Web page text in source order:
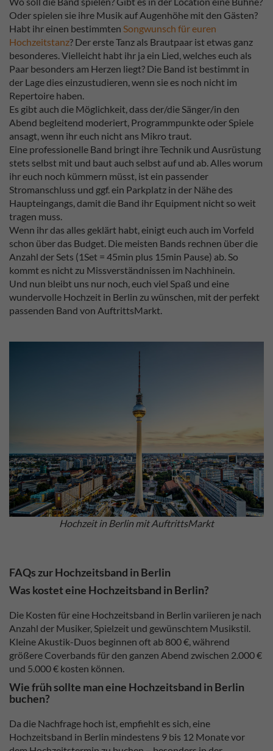
Oder spielen sie ihre Musik auf Augenhöhe mit den Gästen?
Habt ihr einen bestimmten Songwunsch für euren
Hochzeitstanz? Der erste Tanz als Brautpaar ist etwas ganz
besonderes. Vielleicht habt ihr ja ein Lied, welches euch als
Paar besonders am Herzen liegt? Die Band ist bestimmt in
der Lage dies einzustudieren, wenn sie es noch nicht im
Repertoire haben.
Es gibt auch die Möglichkeit, dass der/die Sänger/in den
Abend begleitend moderiert, Programmpunkte oder Spiele
ansagt, wenn ihr euch nicht ans Mikro traut.
Eine professionelle Band bringt ihre Technik und Ausrüstung
stets selbst mit und baut auch selbst auf und ab. Alles worum
ihr euch noch kümmern müsst, ist ein passender
Stromanschluss und ggf. ein Parkplatz in der Nähe des
Haupteingangs, damit die Band ihr Equipment nicht so weit
tragen muss.
Wenn ihr das alles geklärt habt, einigt euch auch im Vorfeld
schon über das Budget. Die meisten Bands rechnen über die
Anzahl der Sets (1Set = 45min plus 15min Pause) ab. So
kommt es nicht zu Missverständnissen im Nachhinein.
Und nun bleibt uns nur noch, euch viel Spaß und eine
wundervolle Hochzeit in Berlin zu wünschen, mit der perfekt
passenden Band von AuftrittsMarkt.
Hochzeit in Berlin mit AuftrittsMarkt
FAQs zur Hochzeitsband in Berlin
Was kostet eine Hochzeitsband in Berlin?
Die Kosten für eine Hochzeitsband in Berlin variieren je nach
Anzahl der Musiker, Spielzeit und gewünschtem Musikstil.
Kleine Akustik-Duos beginnen oft ab 800 €, während
größere Coverbands für den ganzen Abend zwischen 2.000 €
und 5.000 € kosten können.
Wie früh sollte man eine Hochzeitsband in Berlin
buchen?
Da die Nachfrage hoch ist, empfiehlt es sich, eine
Hochzeitsband in Berlin mindestens 9 bis 12 Monate vor